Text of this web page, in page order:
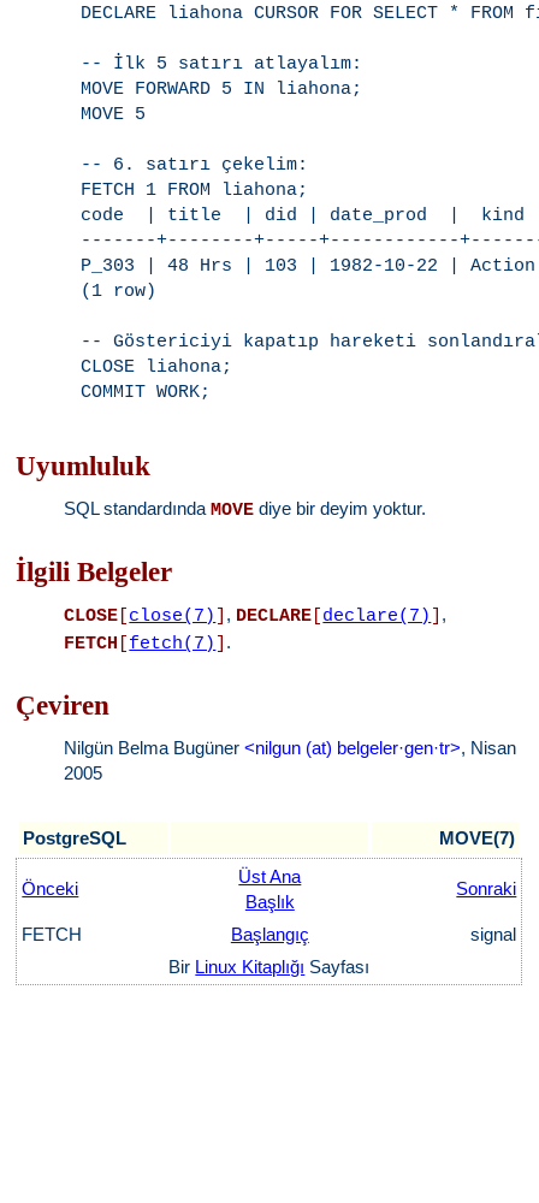
DECLARE liahona CURSOR FOR SELECT *
-- İlk 5 satırı atlayalım:
MOVE FORWARD 5 IN liahona;
MOVE 5
-- 6. satırı çekelim:
FETCH 1 FROM liahona;
code  | title  | did | date_prod  |  kind
-------+--------+-----+------------
P_303 | 48 Hrs | 103 | 1982-10-22 |
(1 row)
-- Göstericiyi kapatıp hareketi
CLOSE liahona;
Uyumluluk
SQL standardındaMOVE diye bir deyim yoktur.
İlgili Belgeler
CLOSE close(7) , DECLARE declare(7)
,
FETCH
fetch(7) .
Çeviren
Nilgün Belma Bugüner<nilgun (at) belgeler·gen·tr>, Nisan
2005
PostgreSQL MOVE(7)
Önceki
Üst Ana
Başlık
Sonraki
FETCH Başlangıç
signal
Bir Linux Kitaplığı Sayfası